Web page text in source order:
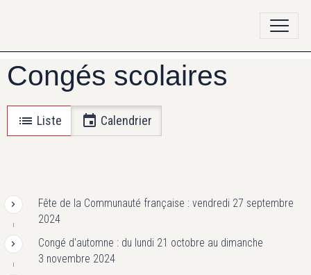
Congés scolaires
Liste Calendrier
Fête de la Communauté française : vendredi 27 septembre
2024
Congé d'automne : du lundi 21 octobre au dimanche
3 novembre 2024